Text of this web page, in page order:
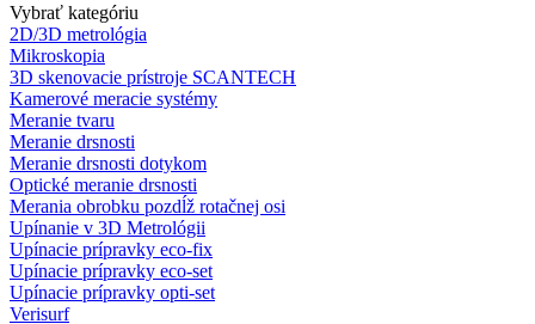
Vybrať kategóriu
2D/3D metrológia
Mikroskopia
3D skenovacie prístroje SCANTECH
Kamerové meracie systémy
Meranie tvaru
Meranie drsnosti
Meranie drsnosti dotykom
Optické meranie drsnosti
Merania obrobku pozdĺž rotačnej osi
Upínanie v 3D Metrológii
Upínacie prípravky eco-fix
Upínacie prípravky eco-set
Upínacie prípravky opti-set
Verisurf